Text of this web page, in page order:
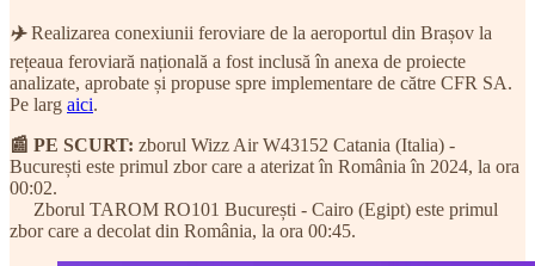
✈️Realizarea conexiunii feroviare de la aeroportul din Brașov la
rețeaua feroviară națională a fost inclusă în anexa de proiecte
analizate, aprobate și propuse spre implementare de către CFR SA.
Pe larg aici.
📰 PE SCURT: zborul Wizz Air W43152 Catania (Italia) -
București este primul zbor care a aterizat în România în 2024, la ora
00:02.
Zborul TAROM RO101 București - Cairo (Egipt) este primul
zbor care a decolat din România, la ora 00:45.